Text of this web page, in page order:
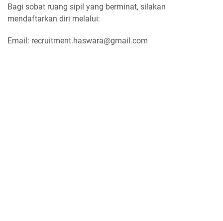
Bagi sobat ruang sipil yang berminat, silakan
mendaftarkan diri melalui:
Email: recruitment.haswara@gmail.com